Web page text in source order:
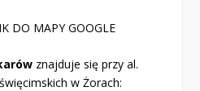
DO MAPY GOOGLE
znajduje się przy al.
w Żorach: